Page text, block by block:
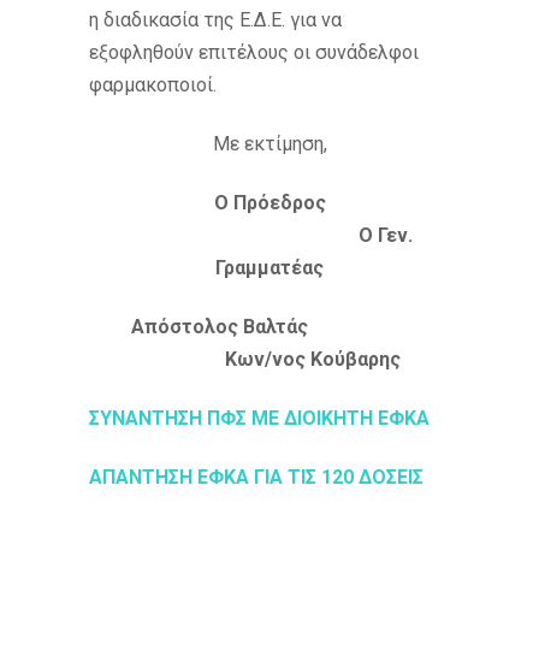
η διαδικασία της Ε.Δ.Ε. για να
εξοφληθούν επιτέλους οι συνάδελφοι
φαρμακοποιοί.
Με εκτίμηση,
Ο Πρόεδρος
Ο Γεν.
Γραμματέας
Απόστολος Βαλτάς
Κων/νος Κούβαρης
ΣΥΝΑΝΤΗΣΗ ΠΦΣ ΜΕ ΔΙΟΙΚΗΤΗ ΕΦΚΑ
ΑΠΑΝΤΗΣΗ ΕΦΚΑ ΓΙΑ ΤΙΣ 120 ΔΟΣΕΙΣ